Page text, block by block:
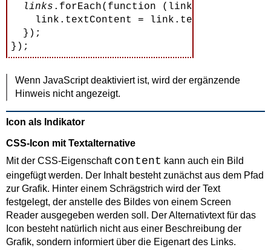
links .forEach(function (link) {
    link.textContent = link.textContent +
  });
Wenn JavaScript deaktiviert ist, wird der ergänzende
Hinweis nicht angezeigt.
Icon als Indikator
CSS-Icon mit Textalternative
Mit der CSS-Eigenschaft content kann auch ein Bild
eingefügt werden. Der Inhalt besteht zunächst aus dem Pfad
zur Grafik. Hinter einem Schrägstrich wird der Text
festgelegt, der anstelle des Bildes von einem Screen
Reader ausgegeben werden soll. Der Alternativtext für das
Icon besteht natürlich nicht aus einer Beschreibung der
Grafik, sondern informiert über die Eigenart des Links.